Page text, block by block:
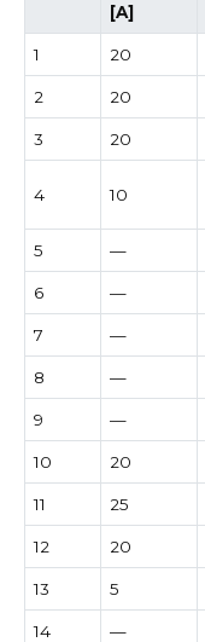
[A]
1 20
2 20
3 20
4 10
5 —
6 —
7 —
8 —
9 —
10 20
11 25
12 20
13 5
14 —